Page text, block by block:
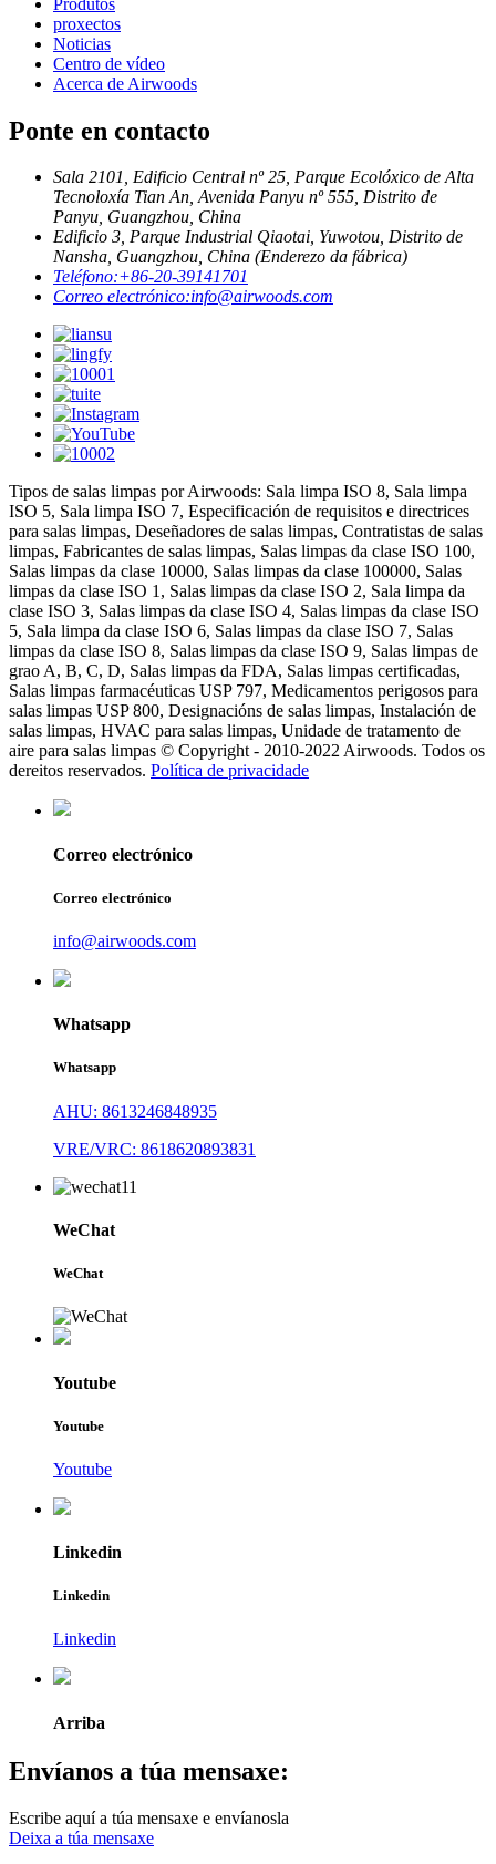
proxectos
Noticias
Centro de vídeo
Acerca de Airwoods
Ponte en contacto
Sala 2101, Edificio Central nº 25, Parque Ecolóxico de Alta
Tecnoloxía Tian An, Avenida Panyu nº 555, Distrito de
Panyu, Guangzhou, China
Edificio 3, Parque Industrial Qiaotai, Yuwotou, Distrito de
Nansha, Guangzhou, China (Enderezo da fábrica)
Teléfono:+86-20-39141701
Correo electrónico:info@airwoods.com
Tipos de salas limpas por Airwoods: Sala limpa ISO 8, Sala limpa
ISO 5, Sala limpa ISO 7, Especificación de requisitos e directrices
para salas limpas, Deseñadores de salas limpas, Contratistas de salas
limpas, Fabricantes de salas limpas, Salas limpas da clase ISO 100,
Salas limpas da clase 10000, Salas limpas da clase 100000, Salas
limpas da clase ISO 1, Salas limpas da clase ISO 2, Sala limpa da
clase ISO 3, Salas limpas da clase ISO 4, Salas limpas da clase ISO
5, Sala limpa da clase ISO 6, Salas limpas da clase ISO 7, Salas
limpas da clase ISO 8, Salas limpas da clase ISO 9, Salas limpas de
grao A, B, C, D, Salas limpas da FDA, Salas limpas certificadas,
Salas limpas farmacéuticas USP 797, Medicamentos perigosos para
salas limpas USP 800, Designacións de salas limpas, Instalación de
salas limpas, HVAC para salas limpas, Unidade de tratamento de
aire para salas limpas © Copyright - 2010-2022 Airwoods. Todos os
dereitos reservados. Política de privacidade
Correo electrónico
Correo electrónico
info@airwoods.com
Whatsapp
Whatsapp
AHU: 8613246848935
VRE/VRC: 8618620893831
WeChat
WeChat
Youtube
Youtube
Youtube
Linkedin
Linkedin
Linkedin
Arriba
Envíanos a túa mensaxe:
Escribe aquí a túa mensaxe e envíanosla
Deixa a túa mensaxe